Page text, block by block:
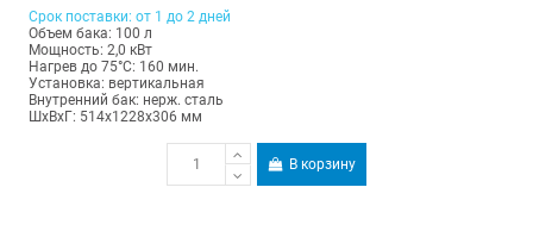
Срок поставки: от 1 до 2 дней
Объем бака: 100 л
Мощность: 2,0 кВт
Нагрев до 75°С: 160 мин.
Установка: вертикальная
Внутренний бак: нерж. сталь
ШхВхГ: 514х1228х306 мм
В корзину